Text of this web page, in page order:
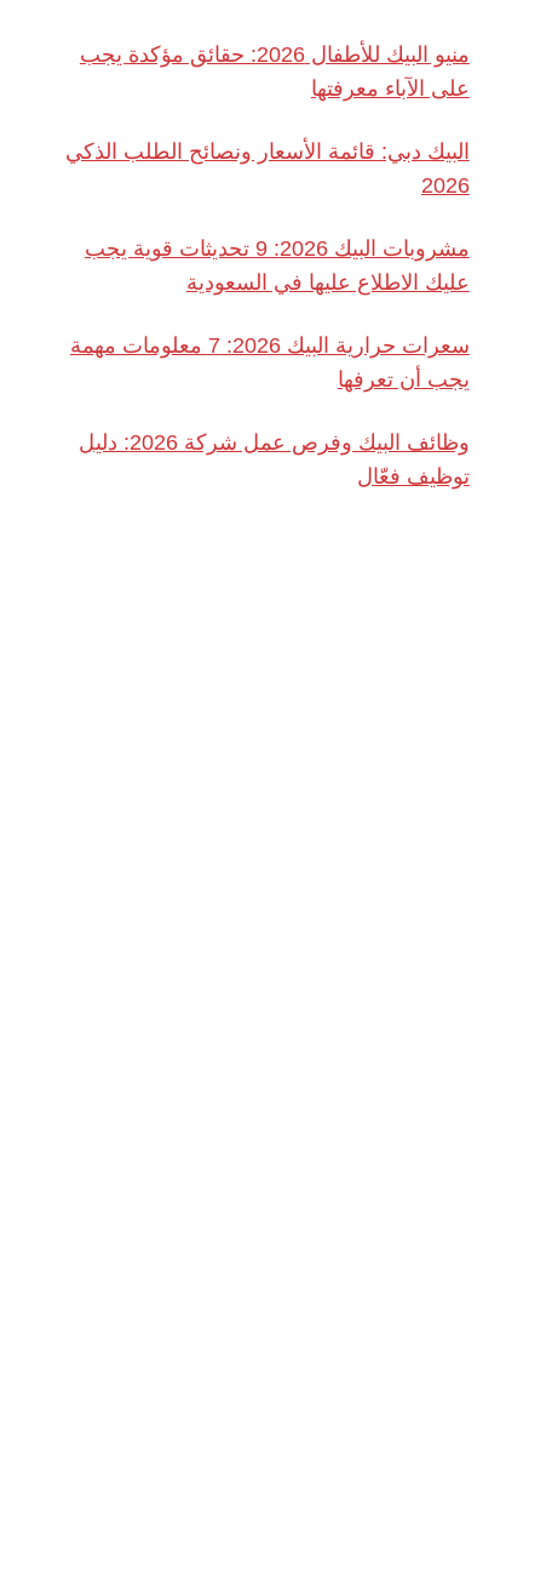
منيو البيك للأطفال 2026: حقائق مؤكدة يجب
على الآباء معرفتها
البيك دبي: قائمة الأسعار ونصائح الطلب الذكي
2026
مشروبات البيك 2026: 9 تحديثات قوية يجب
عليك الاطلاع عليها في السعودية
سعرات حرارية البيك 2026: 7 معلومات مهمة
يجب أن تعرفها
وظائف البيك وفرص عمل شركة 2026: دليل
توظيف فعّال